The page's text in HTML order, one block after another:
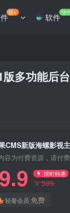
优+ 软件绿
多功能后
容为付费资源，请付
9.9 限时特惠
￥599
轻奢会员 免费